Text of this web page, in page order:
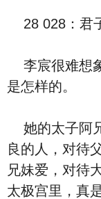
28 028：君
李宸很难想
是怎样的。
她的太子阿
良的人，对待
兄妹爱，对待
太极宫里，真